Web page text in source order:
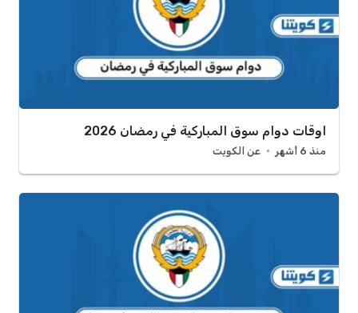
اوقات دوام سوق المباركية في رمضان 2026
منذ 6 أشهر عن الكويت